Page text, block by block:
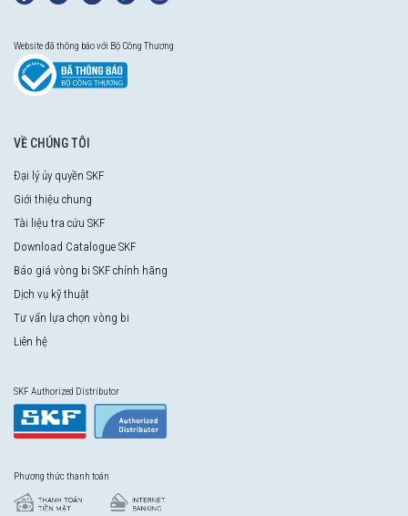
Website đã thông báo với Bộ Công Thương
VỀ CHÚNG TÔI
Đại lý ủy quyền SKF
Giới thiệu chung
Tài liệu tra cứu SKF
Download Catalogue SKF
Báo giá vòng bi SKF chính hãng
Dịch vụ kỹ thuật
Tư vấn lựa chọn vòng bi
Liên hệ
SKF Authorized Distributor
Phương thức thanh toán